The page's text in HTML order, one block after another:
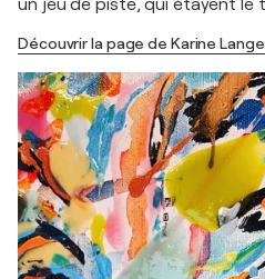
un jeu de piste, qui étayent le
Découvrir la page de Karine